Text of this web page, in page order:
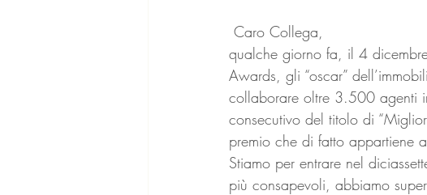
Caro Collega,
qualche giorno fa, il 4
Awards, gli “oscar”
collaborare oltre 3.500 agenti
consecutivo del titolo di
premio che di fatto appartiene
Stiamo per entrare nel
più consapevoli, abbiamo